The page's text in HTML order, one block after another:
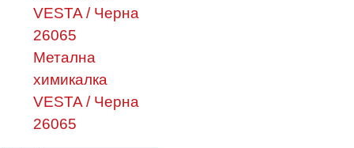
VESTA / Черна
26065
Метална
химикалка
VESTA / Черна
26065